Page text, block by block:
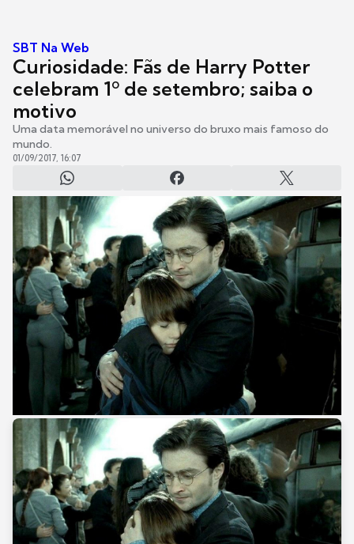
SBT Na Web
Curiosidade: Fãs de Harry Potter
celebram 1º de setembro; saiba o
motivo
Uma data memorável no universo do bruxo mais famoso do
mundo.
01/09/2017, 16:07